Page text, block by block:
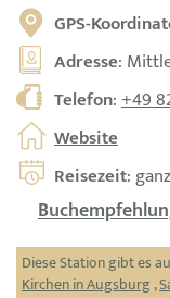
GPS-
Adresse:
Telefon:+49
Website
Reisezeit:
Diese Station gibt es
Kirchen in Augsburg ,